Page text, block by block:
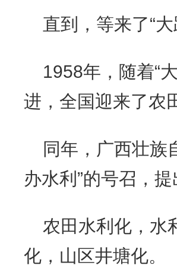
直到，等来了“
1958年，随着“
进，全国迎来了农
同年，广西壮族
办水利”的号召，提
农田水利化，水
化，山区井塘化。